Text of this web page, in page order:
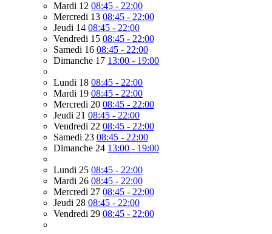
Mardi 12 08:45 - 22:00
Mercredi 13 08:45 - 22:00
Jeudi 14 08:45 - 22:00
Vendredi 15 08:45 - 22:00
Samedi 16 08:45 - 22:00
Dimanche 17 13:00 - 19:00
Lundi 18 08:45 - 22:00
Mardi 19 08:45 - 22:00
Mercredi 20 08:45 - 22:00
Jeudi 21 08:45 - 22:00
Vendredi 22 08:45 - 22:00
Samedi 23 08:45 - 22:00
Dimanche 24 13:00 - 19:00
Lundi 25 08:45 - 22:00
Mardi 26 08:45 - 22:00
Mercredi 27 08:45 - 22:00
Jeudi 28 08:45 - 22:00
Vendredi 29 08:45 - 22:00